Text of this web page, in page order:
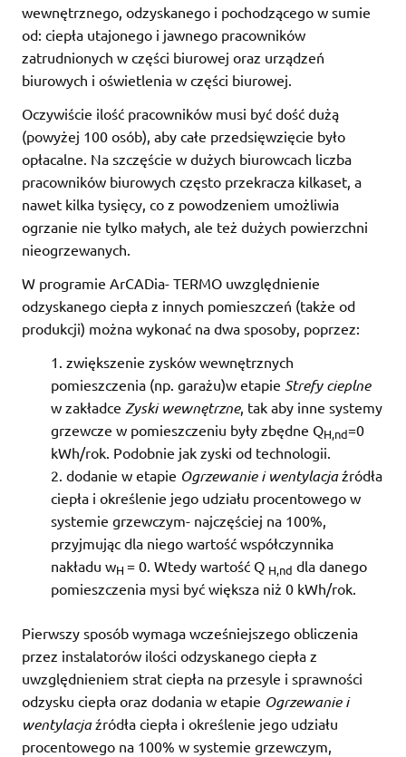
wewnętrznego, odzyskanego i pochodzącego w sumie
od: ciepła utajonego i jawnego pracowników
zatrudnionych w części biurowej oraz urządzeń
biurowych i oświetlenia w części biurowej.
Oczywiście ilość pracowników musi być dość dużą
(powyżej 100 osób), aby całe przedsięwzięcie było
opłacalne. Na szczęście w dużych biurowcach liczba
pracowników biurowych często przekracza kilkaset, a
nawet kilka tysięcy, co z powodzeniem umożliwia
ogrzanie nie tylko małych, ale też dużych powierzchni
nieogrzewanych.
W programie ArCADia- TERMO uwzględnienie
odzyskanego ciepła z innych pomieszczeń (także od
produkcji) można wykonać na dwa sposoby, poprzez:
zwiększenie zysków wewnętrznych
pomieszczenia (np. garażu)w etapie Strefy cieplne
w zakładce Zyski wewnętrzne, tak aby inne systemy
grzewcze w pomieszczeniu były zbędne QH,nd=0
kWh/rok. Podobnie jak zyski od technologii.
dodanie w etapie Ogrzewanie i wentylacjaźródła
ciepła i określenie jego udziału procentowego w
systemie grzewczym- najczęściej na 100%,
przyjmując dla niego wartość współczynnika
nakładu wH = 0. Wtedy wartość Q H,nd dla danego
pomieszczenia mysi być większa niż 0 kWh/rok.
Pierwszy sposób wymaga wcześniejszego obliczenia
przez instalatorów ilości odzyskanego ciepła z
uwzględnieniem strat ciepła na przesyle i sprawności
odzysku ciepła oraz dodania w etapie Ogrzewanie i
wentylacjaźródła ciepła i określenie jego udziału
procentowego na 100% w systemie grzewczym,